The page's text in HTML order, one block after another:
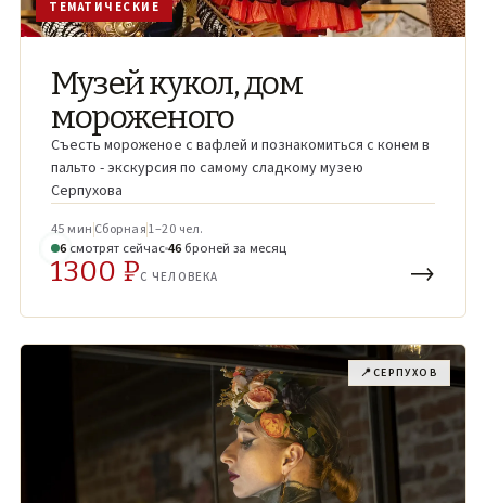
ТЕМАТИЧЕСКИЕ
Музей кукол, дом
мороженого
Съесть мороженое с вафлей и познакомиться с конем в
пальто - экскурсия по самому сладкому музею
Серпухова
45 мин Сборная1–20 чел.
7 смотрят сейчас46 броней за месяц
1300 ₽С ЧЕЛОВЕКА →
📍СЕРПУХОВ